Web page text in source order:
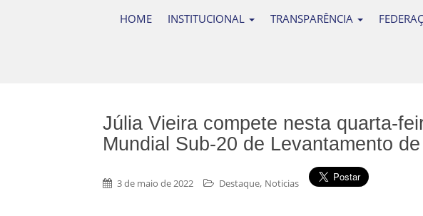
HOME INSTITUCIONAL TRANSPARÊNCIA
Júlia Vieira compete nesta quarta-
Mundial Sub-20 de Levantamento
3 de maio de 2022 Destaque, Noticias